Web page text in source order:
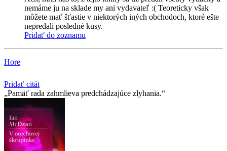
nemáme ju na sklade my ani vydavateľ :( Teoreticky však
môžete mať šťastie v niektorých iných obchodoch, ktoré ešte
nepredali posledné kusy.
Pridať do zoznamu
Hore
Pridať citát
Pamäť rada zahmlieva predchádzajúce zlyhania.